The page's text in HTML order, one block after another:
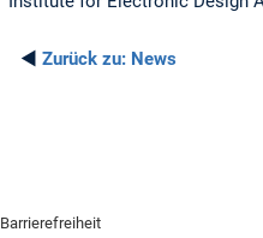
◄ Zurück zu: News
Barrierefreiheit